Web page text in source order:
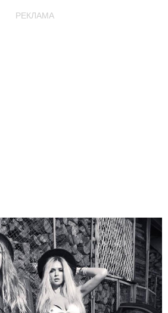
РЕКЛАМА